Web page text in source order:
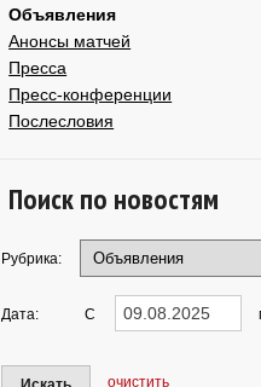
Объявления
Анонсы матчей
Пресса
Пресс-конференции
Послесловия
Поиск по новостям
Рубрика:
Дата: С
очистить